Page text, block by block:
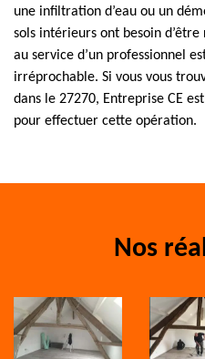
une infiltration d’eau ou un
sols intérieurs ont besoin
au service d’un professionnel
irréprochable. Si vous vous
dans le 27270, Entreprise CE
pour effectuer cette opération.
Nos